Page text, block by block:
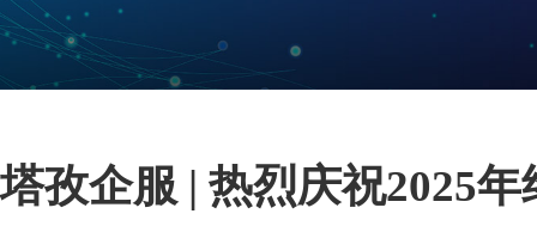
塔孜企服 | 热烈庆祝2025